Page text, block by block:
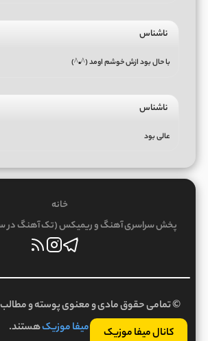
کانال میفا موزیک
ناشناس
با حال بود ازش خوشم اومد (^▪^)
ناشناس
عالی بود
خانه
پخش سراسری آهنگ و ریمیکس (تک آهنگ در
© تمامی حقوق مادی و معنوی پوسته و
بهمیفا موزیکهستند.